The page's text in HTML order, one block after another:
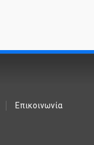
Επικοινωνία